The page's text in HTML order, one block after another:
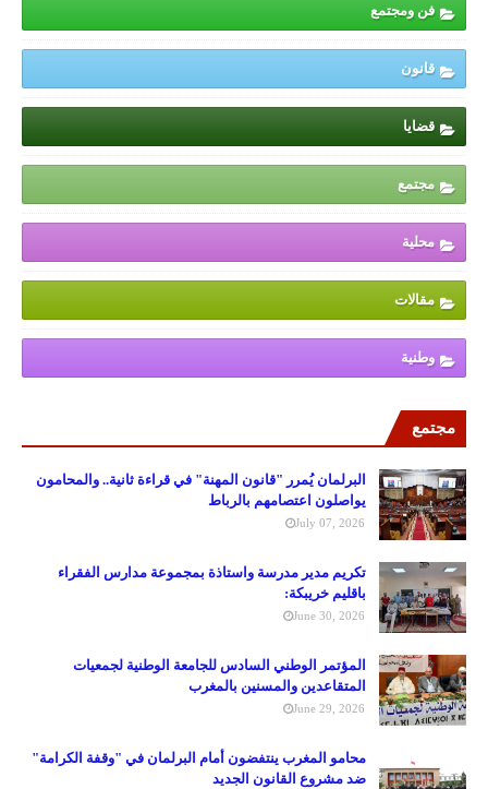
فن ومجتمع
قانون
قضايا
مجتمع
محلية
مقالات
وطنية
مجتمع
البرلمان يُمرر "قانون المهنة" في قراءة ثانية.. والمحامون
يواصلون اعتصامهم بالرباط
July 07, 2026
تكريم مدير مدرسة واستاذة بمجموعة مدارس الفقراء
باقليم خريبكة:
June 30, 2026
المؤتمر الوطني السادس للجامعة الوطنية لجمعيات
المتقاعدين والمسنين بالمغرب
June 29, 2026
محامو المغرب ينتفضون أمام البرلمان في "وقفة الكرامة"
ضد مشروع القانون الجديد